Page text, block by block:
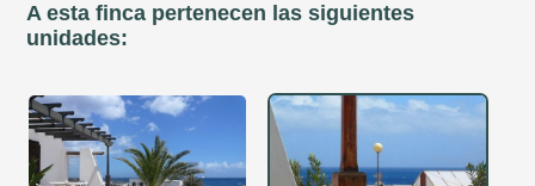
A esta finca pertenecen las siguientes
unidades: